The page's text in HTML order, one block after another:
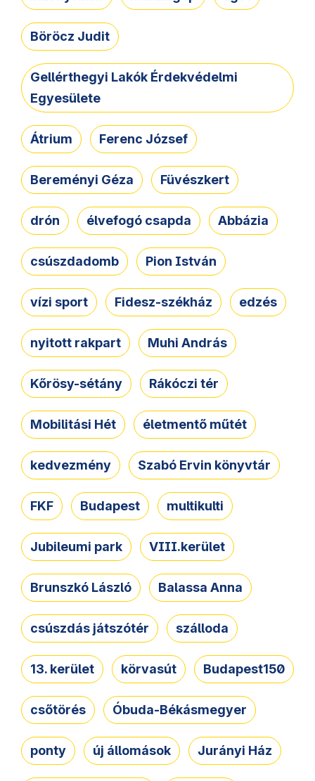
Böröcz Judit
Gellérthegyi Lakók Érdekvédelmi
Egyesülete
Átrium Ferenc József
Bereményi Géza Füvészkert
drón élvefogó csapda Abbázia
csúszdadomb Pion István
vízi sport Fidesz-székház edzés
nyitott rakpart Muhi András
Kőrösy-sétány Rákóczi tér
Mobilitási Hét életmentő műtét
kedvezmény Szabó Ervin könyvtár
FKF Budapest multikulti
Jubileumi park VIII.kerület
Brunszkó László Balassa Anna
csúszdás játszótér szálloda
13. kerület körvasút Budapest150
csőtörés Óbuda-Békásmegyer
ponty új állomások Jurányi Ház